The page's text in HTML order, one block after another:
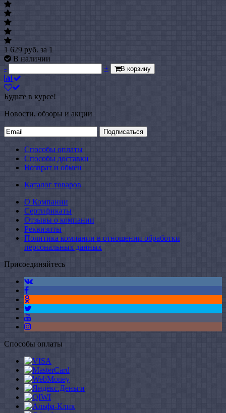
1 629 руб. за 1
В наличии
-
+ В корзину
Будьте в курсе!
Новости, обзоры и акции
Подписаться
Способы оплаты
Способы доставки
Возврат и обмен
Каталог товаров
О Компании
Сертификаты
Отзывы о компании
Реквизиты
Политика компании в отношении обработки
персональных данных
Присоединяйтесь
Способы оплаты